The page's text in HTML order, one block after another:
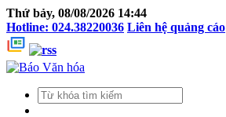
Thứ bảy, 08/08/2026 14:44
Hotline: 024.38220036 Liên hệ quảng cáo